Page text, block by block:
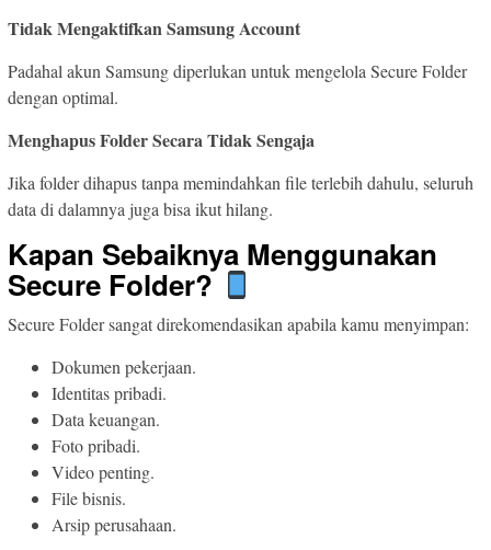
Tidak Mengaktifkan Samsung Account
Padahal akun Samsung diperlukan untuk mengelola Secure Folder
dengan optimal.
Menghapus Folder Secara Tidak Sengaja
Jika folder dihapus tanpa memindahkan file terlebih dahulu, seluruh
data di dalamnya juga bisa ikut hilang.
Kapan Sebaiknya Menggunakan
Secure Folder?
Secure Folder sangat direkomendasikan apabila kamu menyimpan:
Dokumen pekerjaan.
Identitas pribadi.
Data keuangan.
Foto pribadi.
Video penting.
File bisnis.
Arsip perusahaan.